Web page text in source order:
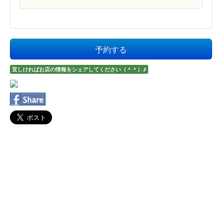
予約する
宜しければお店の情報をシェアしてください（＾＾）♪